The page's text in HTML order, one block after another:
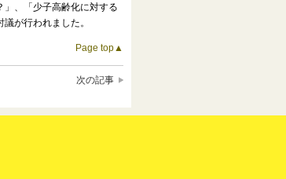
、「少子高齢化に対する
議が行われました。
Page top▲
次の記事